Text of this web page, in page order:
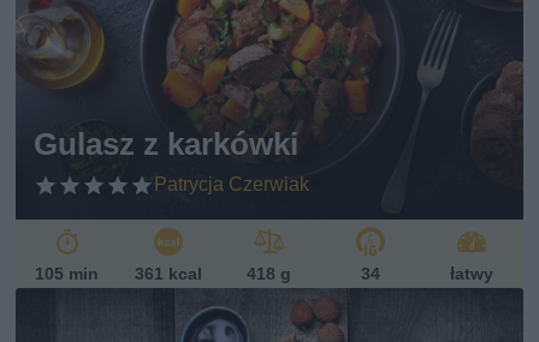
Gulasz z karkówki
Patrycja Czerwiak
105 min 361 kcal 418 g 34 łatwy